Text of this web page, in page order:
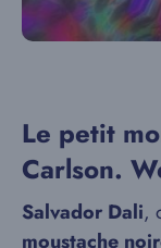
Le petit
Carlson.
Salvador Dali,
moustache